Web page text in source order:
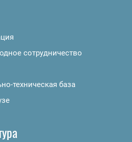
сотрудничество
техническая база